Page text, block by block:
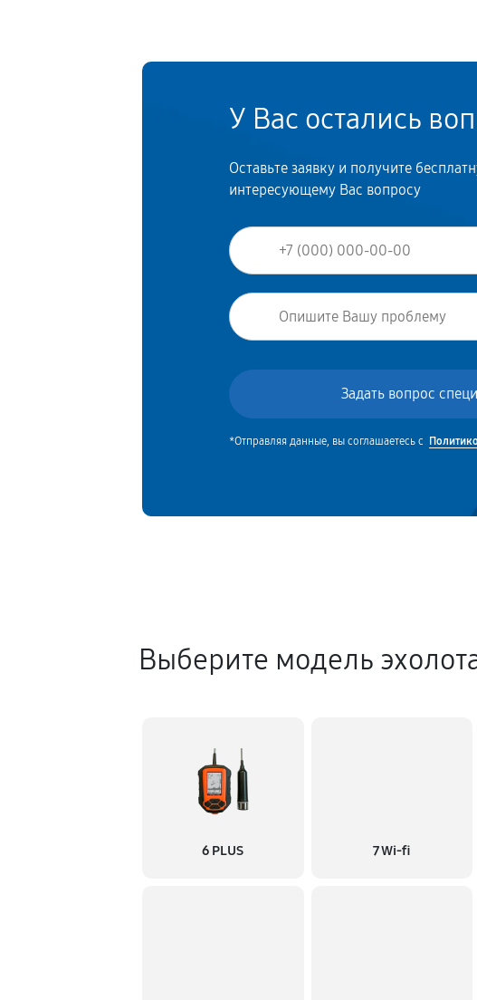
У Вас остались
Оставьте заявку и получите
интересующему Вас вопросу
*Отправляя данные, вы соглашаетесь с
Выберите модель
6 PLUS 7 Wi-fi